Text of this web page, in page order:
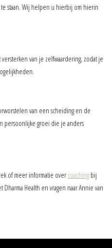
staan. Wij helpen u hierbij om hierin
van je zelfwaardering, zodat je
van een scheiding en de
persoonlijke groei die je anders
of meer informatie over coaching bij
Health en vragen naar Annie van